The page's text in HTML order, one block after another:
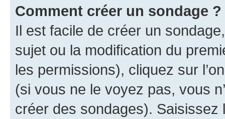
Comment créer un sondage ?
Il est facile de créer un
sujet ou la modification du
les permissions), cliquez sur
(si vous ne le voyez pas, vous
créer des sondages).